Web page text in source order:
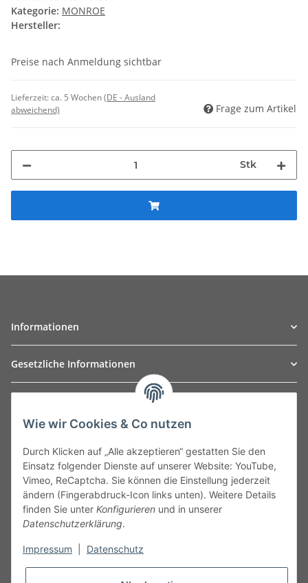
Kategorie: MONROE
Hersteller:
Preise nach Anmeldung sichtbar
Lieferzeit:ca. 5 Wochen(DE - Ausland
abweichend)
Frage zum Artikel
Stk
Informationen
Gesetzliche Informationen
Leibnizstraße 2a
Germany
Phone:+49 40 5287270
Fax:+49 40 5281050
Email:sales@tow-automotive.de
Wie wir Cookies & Co nutzen
Durch Klicken auf „Alle akzeptieren“ gestatten Sie den
Einsatz folgender Dienste auf unserer Website: YouTube,
Vimeo, ReCaptcha. Sie können die Einstellung jederzeit
ändern (Fingerabdruck-Icon links unten). Weitere Details
finden Sie unter Konfigurieren und in unserer
Datenschutzerklärung.
Impressum Datenschutz